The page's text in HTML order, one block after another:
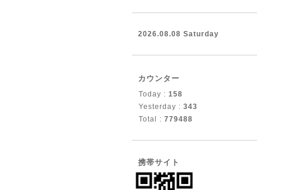
2026.08.08 Saturday
カウンター
Today : 158
Yesterday : 343
Total : 779488
携帯サイト